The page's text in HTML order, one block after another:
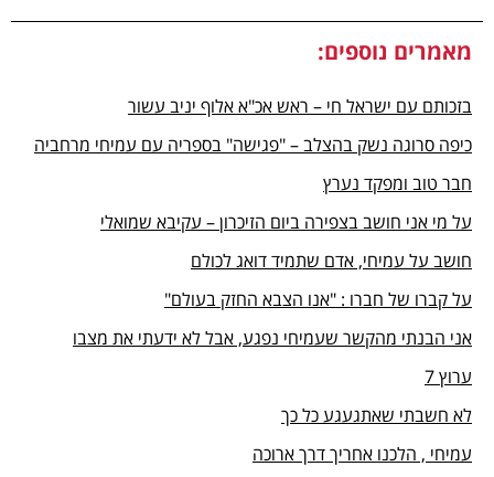
מאמרים נוספים:
בזכותם עם ישראל חי – ראש אכ"א אלוף יניב עשור
כיפה סרוגה נשק בהצלב – "פגישה" בספריה עם עמיחי מרחביה
חבר טוב ומפקד נערץ
על מי אני חושב בצפירה ביום הזיכרון – עקיבא שמואלי
חושב על עמיחי, אדם שתמיד דואג לכולם
על קברו של חברו : "אנו הצבא החזק בעולם"
אני הבנתי מהקשר שעמיחי נפגע, אבל לא ידעתי את מצבו
ערוץ 7
לא חשבתי שאתגעגע כל כך
עמיחי , הלכנו אחריך דרך ארוכה